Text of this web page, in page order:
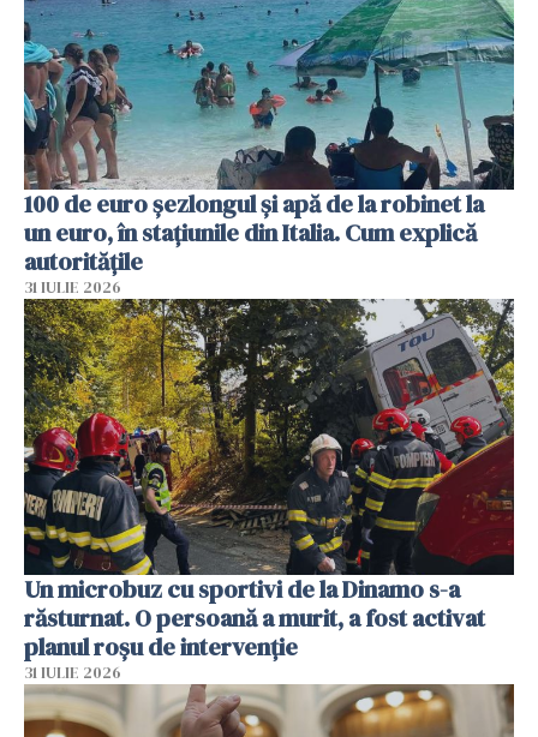
100 de euro șezlongul și apă de la robinet la
un euro, în stațiunile din Italia. Cum explică
autoritățile
31 IULIE 2026
Un microbuz cu sportivi de la Dinamo s-a
răsturnat. O persoană a murit, a fost activat
planul roșu de intervenție
31 IULIE 2026